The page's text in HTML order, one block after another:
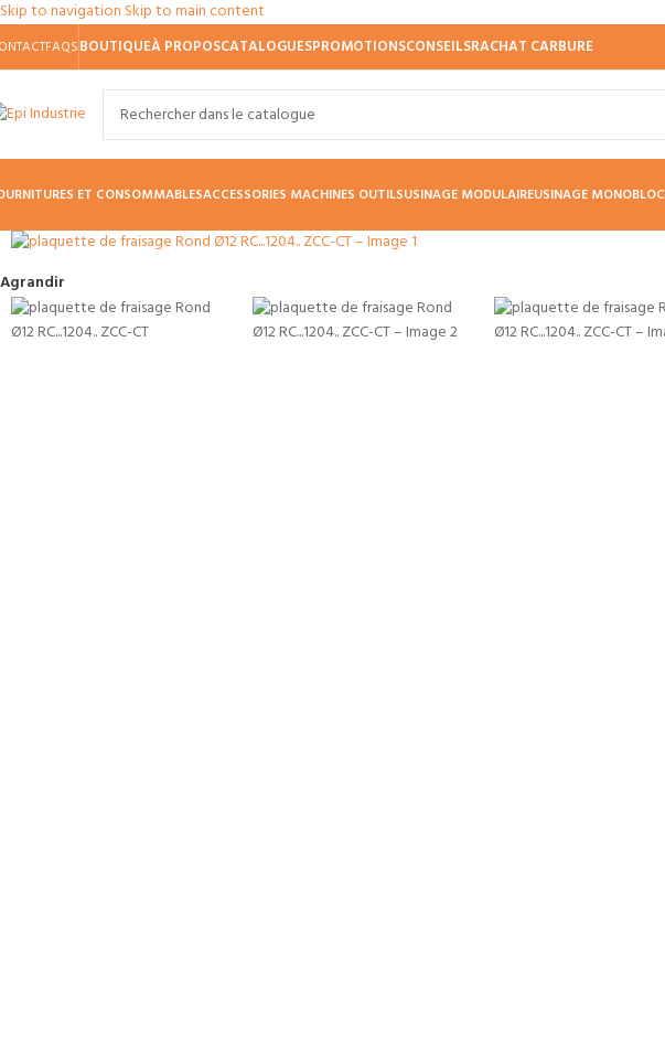
Skip to navigation Skip to main content
FAQSBOUTIQUEÀ PROPOSCATALOGUESPROMOTIONSCONSEILSRACHAT CARBURE
ET CONSOMMABLESACCESSORIES MACHINES OUTILSUSINAGE MODULAIREUSINAGE MONOBLOC
Agrandir